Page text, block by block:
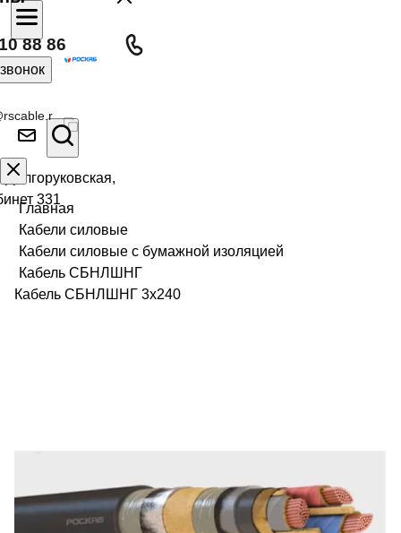
88 86
331
Главная
Кабели силовые
Кабели силовые с бумажной изоляцией
Кабель СБНЛШНГ
Кабель СБНЛШНГ 3х240